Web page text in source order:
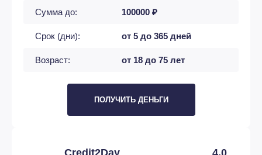
Сумма до: 100000 ₽
Срок (дни): от 5 до 365 дней
Возраст: от 18 до 75 лет
ПОЛУЧИТЬ ДЕНЬГИ
Credit2Day 4,0